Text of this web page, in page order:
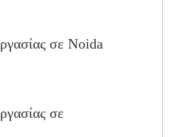
σε Noida
σε